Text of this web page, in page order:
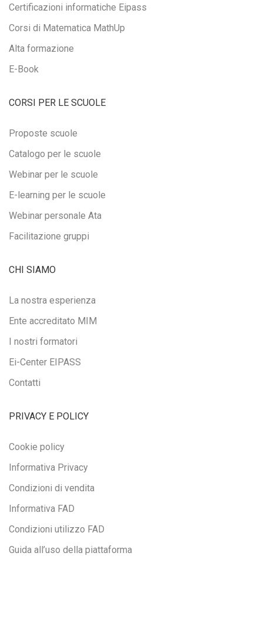
Certificazioni informatiche Eipass
Corsi di Matematica MathUp
Alta formazione
E-Book
CORSI PER LE SCUOLE
Proposte scuole
Catalogo per le scuole
Webinar per le scuole
E-learning per le scuole
Webinar personale Ata
Facilitazione gruppi
CHI SIAMO
La nostra esperienza
Ente accreditato MIM
I nostri formatori
Ei-Center EIPASS
Contatti
PRIVACY E POLICY
Cookie policy
Informativa Privacy
Condizioni di vendita
Informativa FAD
Condizioni utilizzo FAD
Guida all’uso della piattaforma